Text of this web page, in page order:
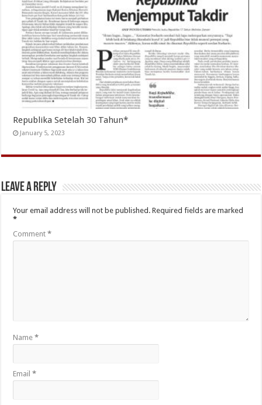
Republika Setelah 30 Tahun*
January 5, 2023
Leave a Reply
Your email address will not be published. Required fields are marked
*
Comment*
Name*
Email*